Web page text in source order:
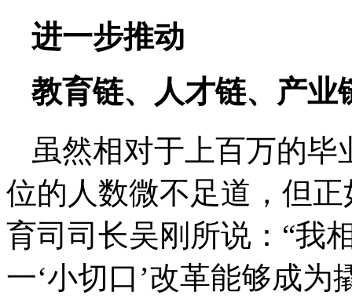
进一步推动
教育链、人才链、产业
虽然相对于上百万的
位的人数微不足道，但
育司司长吴刚所说：“我
一‘小切口’改革能够成